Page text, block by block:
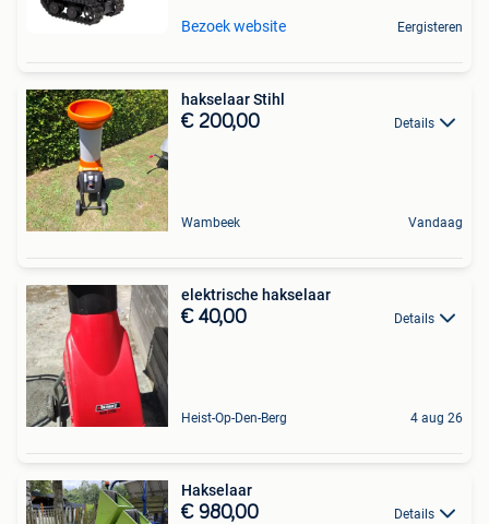
Bezoek website Eergisteren
hakselaar Stihl
€ 200,00 Details
Wambeek Vandaag
elektrische hakselaar
€ 40,00 Details
Heist-Op-Den-Berg 4 aug 26
Hakselaar
€ 980,00 Details